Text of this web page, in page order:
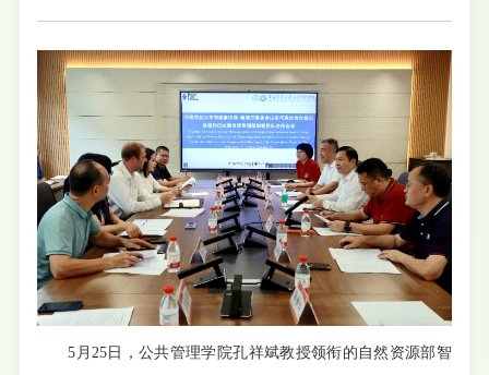
5月25日，公共管理学院孔祥斌教授领衔的自然资源部智